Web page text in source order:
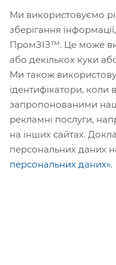
Ми використовуємо
зберігання
ПромЗІЗ™. Це може
або декількох куки
Ми також
ідентифікатори, коли
запропонованими
рекламні послуги,
на інших сайтах.
персональних даних
персональних даних».